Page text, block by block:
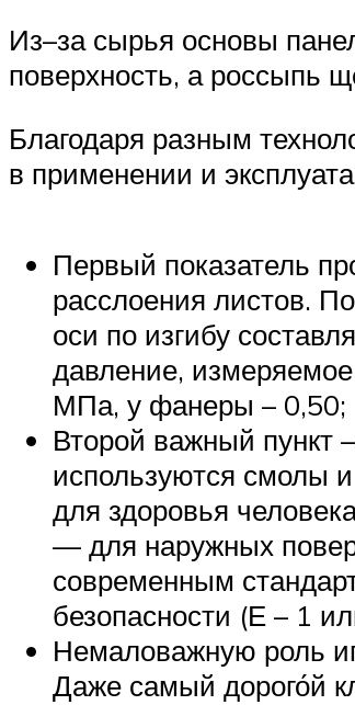
Из–за сырья основы
поверхность, а россыпь
Благодаря разным
в применении и
Первый показатель
расслоения листов.
оси по изгибу
давление,
МПа, у фанеры – 0,50;
Второй важный пункт
используются смолы
для здоровья
— для наружных
современным
безопасности (Е – 1
Немаловажную роль
Даже самый дорого́й